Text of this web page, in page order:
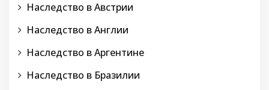
Наследство в Австрии
Наследство в Англии
Наследство в Аргентине
Наследство в Бразилии